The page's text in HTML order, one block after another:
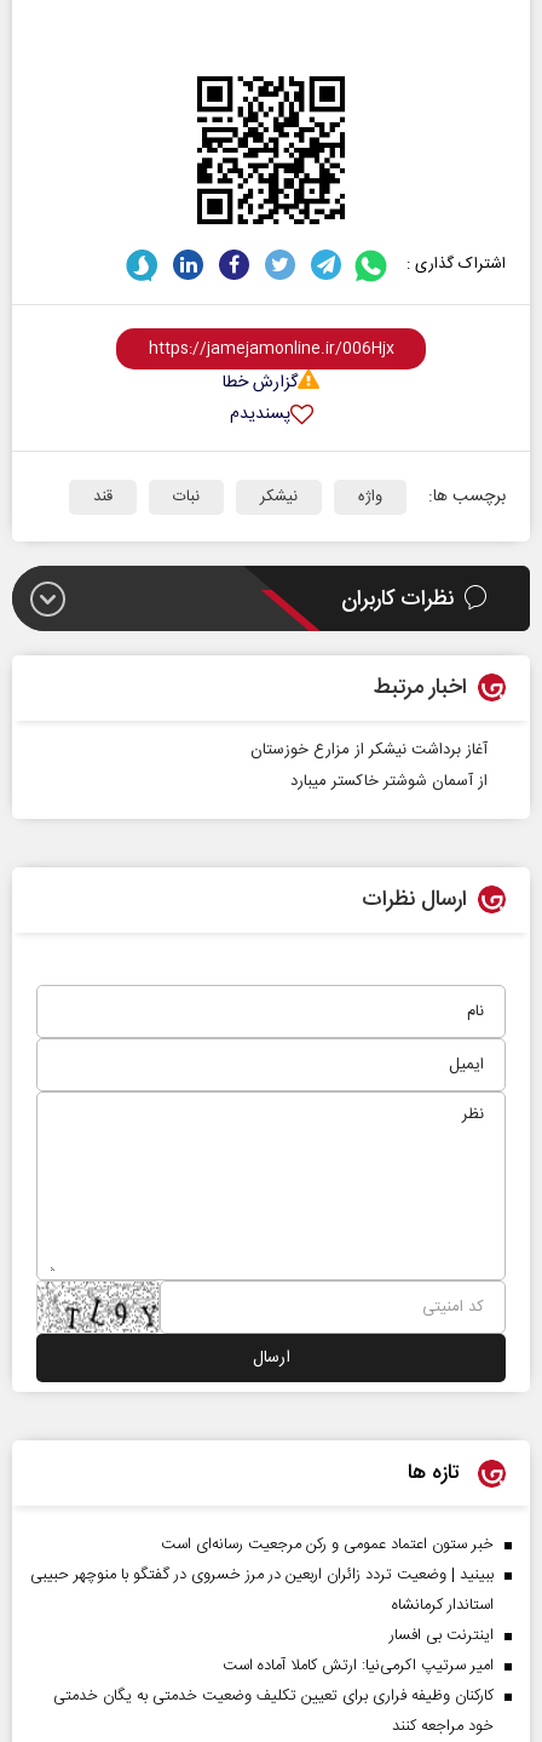
اشتراک گذاری :
گزارش خطا
پسندیدم
برچسب ها: واژه نیشکر نبات قند
نظرات کاربران
اخبار مرتبط
آغاز برداشت نیشکر از مزارع خوزستان
از آسمان شوشتر خاکستر می​بارد
ارسال نظرات
تازه ها
خبر ستون اعتماد عمومی و رکن مرجعیت رسانه‌ای است
ببینید | وضعیت تردد زائران اربعین در مرز خسروی در گفتگو با منوچهر حبیبی
استاندار کرمانشاه
اینترنت بی افسار
امیر سرتیپ اکرمی‌نیا: ارتش کاملا آماده است
کارکنان وظیفه فراری برای تعیین تکلیف وضعیت خدمتی به یگان خدمتی
خود مراجعه کنند